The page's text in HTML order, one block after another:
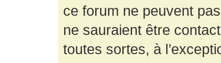
ce forum ne peuvent
ne sauraient être
toutes sortes, à